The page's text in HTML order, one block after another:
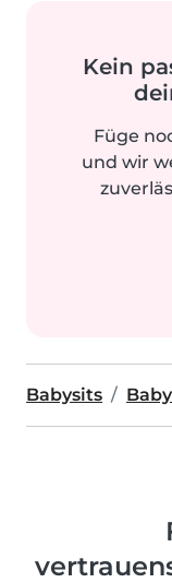
Kein
Füge
und wir
Babysits